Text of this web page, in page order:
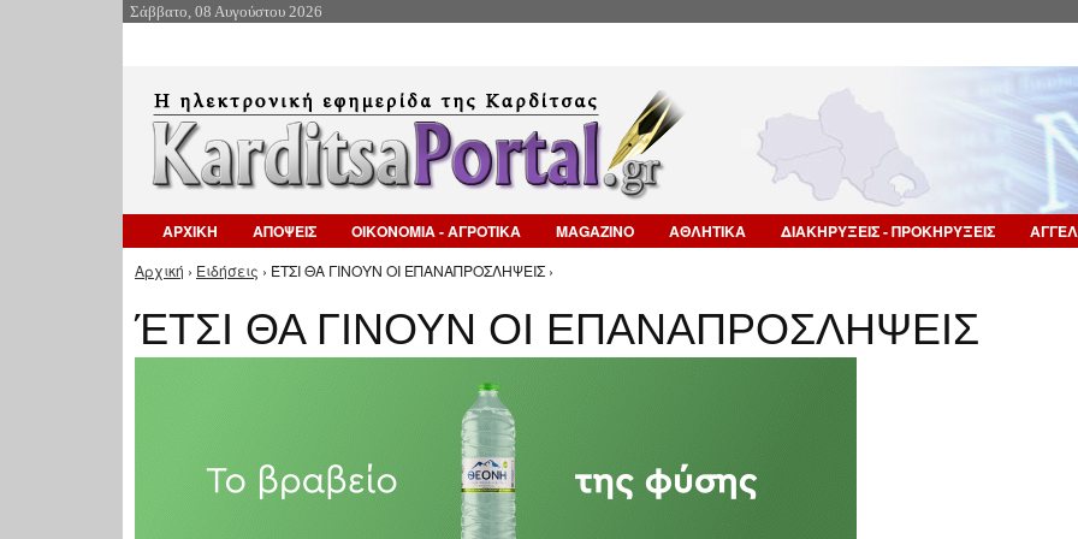
Σάββατο, 08 Αυγούστου 2026
ΑΡΧΙΚΗ ΑΠΟΨΕΙΣ ΟΙΚΟΝΟΜΙΑ - ΑΓΡΟΤΙΚΑ MAGAZINO ΑΘΛΗΤΙΚΑ ΔΙΑΚΗΡΥΞΕΙΣ - ΠΡΟΚΗΡΥΞΕΙΣ
Είστε εδώ
Αρχική › Ειδήσεις › ΈΤΣΙ ΘΑ ΓΙΝΟΥΝ ΟΙ ΕΠΑΝΑΠΡΟΣΛΗΨΕΙΣ ›
ΈΤΣΙ ΘΑ ΓΙΝΟΥΝ ΟΙ ΕΠΑΝΑΠΡΟΣΛΗΨΕΙΣ